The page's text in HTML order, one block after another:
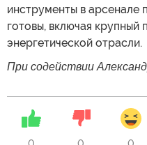
инструменты в арсенале
готовы, включая крупный
энергетической отрасли.
При содействии